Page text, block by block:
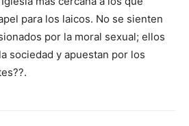
para los laicos. No se sienten
por la moral sexual; ellos
sociedad y apuestan por los